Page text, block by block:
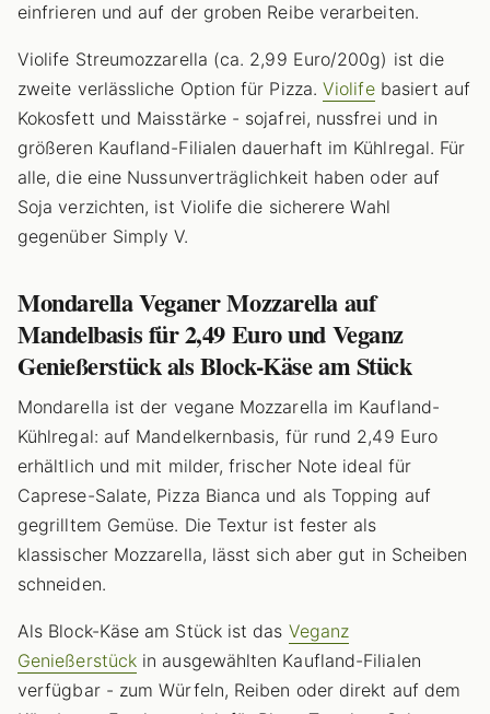
einfrieren und auf der groben Reibe verarbeiten.
Violife Streumozzarella (ca. 2,99 Euro/200g) ist die
zweite verlässliche Option für Pizza.Violifebasiert auf
Kokosfett und Maisstärke - sojafrei, nussfrei und in
größeren Kaufland-Filialen dauerhaft im Kühlregal. Für
alle, die eine Nussunverträglichkeit haben oder auf
Soja verzichten, ist Violife die sicherere Wahl
gegenüber Simply V.
Mondarella Veganer Mozzarella auf
Mandelbasis für 2,49 Euro und Veganz
Genießerstück als Block-Käse am Stück
Mondarella ist der vegane Mozzarella im Kaufland-
Kühlregal: auf Mandelkernbasis, für rund 2,49 Euro
erhältlich und mit milder, frischer Note ideal für
Caprese-Salate, Pizza Bianca und als Topping auf
gegrilltem Gemüse. Die Textur ist fester als
klassischer Mozzarella, lässt sich aber gut in Scheiben
schneiden.
Als Block-Käse am Stück ist das Veganz
Genießerstück in ausgewählten Kaufland-Filialen
verfügbar - zum Würfeln, Reiben oder direkt auf dem